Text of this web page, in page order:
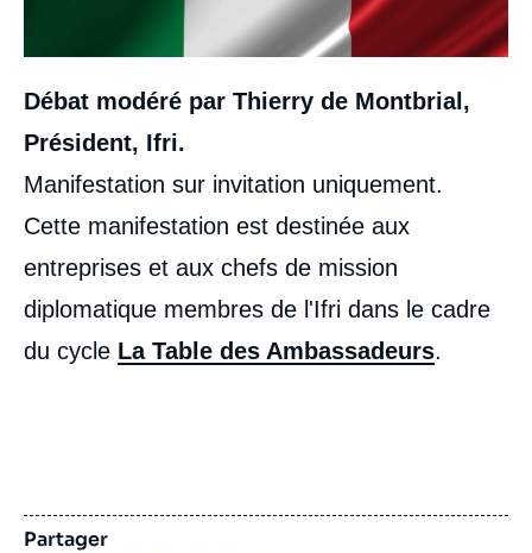
Débat modéré par Thierry de Montbrial,
Président, Ifri.
Manifestation sur invitation uniquement.
Cette manifestation est destinée aux
entreprises et aux chefs de mission
diplomatique membres de l'Ifri dans le cadre
du cycle La Table des Ambassadeurs.
Partager